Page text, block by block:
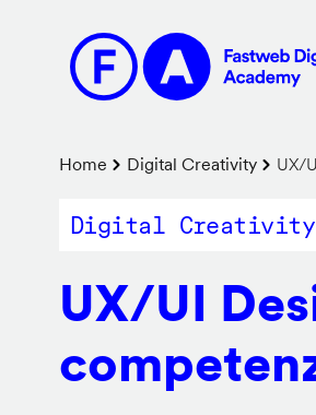
contenuto
principale
Briciole
di
Home Digital Creativity UX/
Digital Creativity
UX/UI